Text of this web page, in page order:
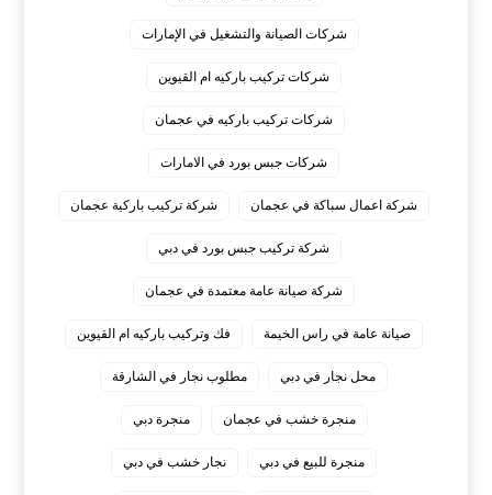
شركات الصيانة والتشغيل في الإمارات
شركات تركيب باركيه ام القيوين
شركات تركيب باركيه في عجمان
شركات جبس بورد في الامارات
شركة اعمال سباكة في عجمان شركة تركيب باركية عجمان
شركة تركيب جبس بورد في دبي
شركة صيانة عامة معتمدة في عجمان
صيانة عامة في راس الخيمة فك وتركيب باركيه ام القيوين
محل نجار في دبي مطلوب نجار في الشارقة
منجرة خشب في عجمان منجرة دبي
منجرة للبيع في دبي نجار خشب في دبي